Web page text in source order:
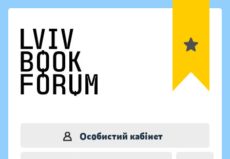
Особистий кабінет